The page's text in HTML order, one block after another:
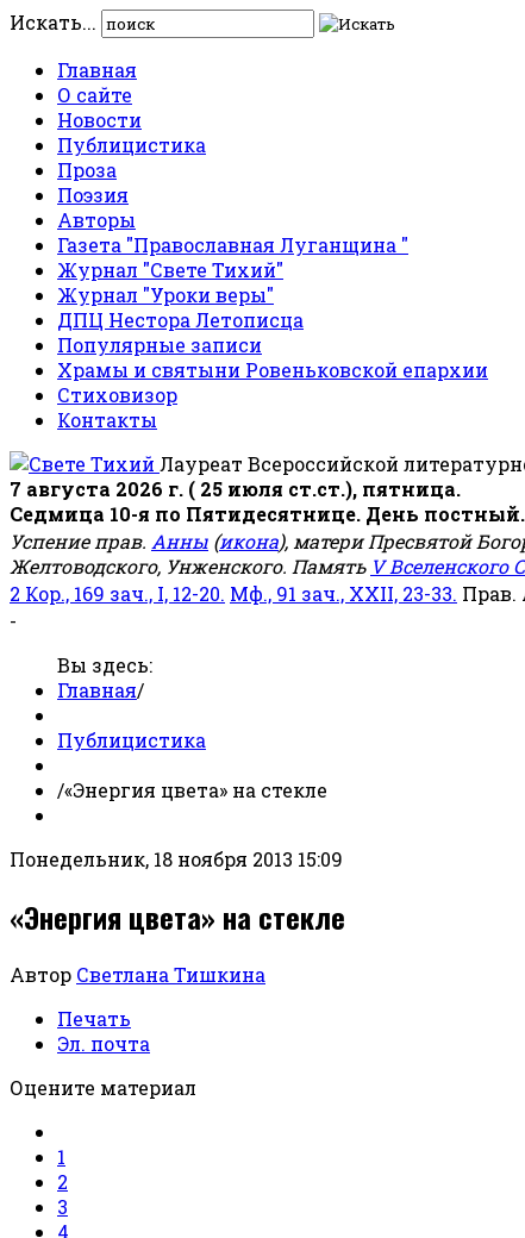
Искать...
Главная
О сайте
Новости
Публицистика
Проза
Поэзия
Авторы
Газета "Православная Луганщина "
Журнал "Свете Тихий"
Журнал "Уроки веры"
ДПЦ Нестора Летописца
Популярные записи
Храмы и святыни Ровеньковской епархии
Стиховизор
Контакты
Лауреат Всероссийской
7 августа 2026 г. ( 25 июля ст.ст.), пятница.
Седмица 10-я по Пятидесятнице. День постный.
Успение прав. Анны (икона), матери Пресвятой
Желтоводского, Унженского. Память V Вселенского
2 Кор., 169 зач., I, 12-20. Мф., 91 зач., XXII, 23-33.
-
Вы здесь:
Главная/
Публицистика
/«Энергия цвета» на стекле
Понедельник, 18 ноября 2013 15:09
«Энергия цвета» на стекле
Автор Светлана Тишкина
Печать
Эл. почта
Оцените материал
1
2
3
4